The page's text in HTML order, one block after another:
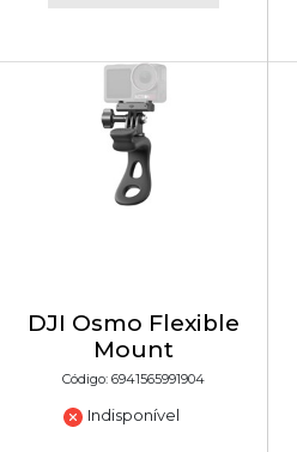
DJI Osmo Flexible
Mount
Código: 6941565991904
Indisponível